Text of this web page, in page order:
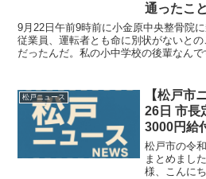
通ったこ
事で良か
9月22日午前9時前に小金原中央整骨院
従業員、運転者とも命に別状がないと
だったんだ。私の小中学校の後輩なん
松戸ニュース
【松戸市
26日 市長
3000円給
イレ新設
松戸市の令
まとめまし
様、こんに